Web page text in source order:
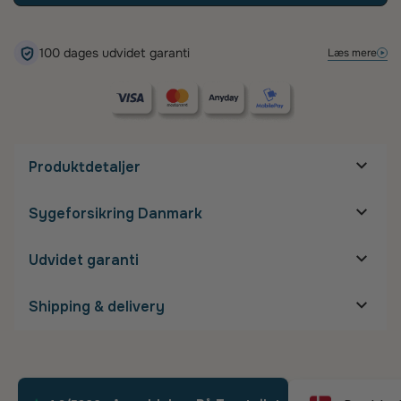
100 dages udvidet garanti Læs mere
Produktdetaljer
Stelbredde:
Glasbredde:
Glashøjde:
Materiale:Metal
Sygeforsikring Danmark
Udvidet garanti
Shipping & delivery
Leveringtid: 5-10 hverdage